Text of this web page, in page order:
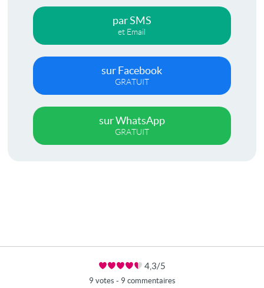
par SMS
et Email
sur Facebook
GRATUIT
sur WhatsApp
GRATUIT
4,3/5
9 votes - 9 commentaires